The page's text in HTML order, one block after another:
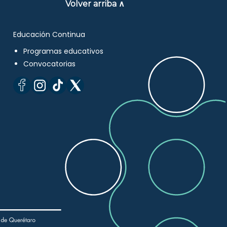
Volver arriba ∧
Educación Continua
Programas educativos
Convocatorias